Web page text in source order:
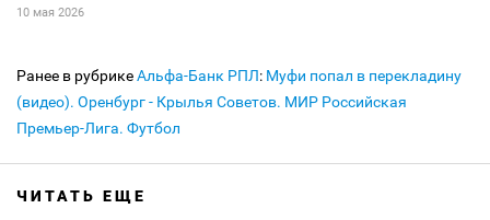
10 мая 2026
Ранее в рубрикеАльфа-Банк РПЛ: Муфи попал в перекладину
(видео). Оренбург - Крылья Советов. МИР Российская
Премьер-Лига. Футбол
ЧИТАТЬ ЕЩЕ